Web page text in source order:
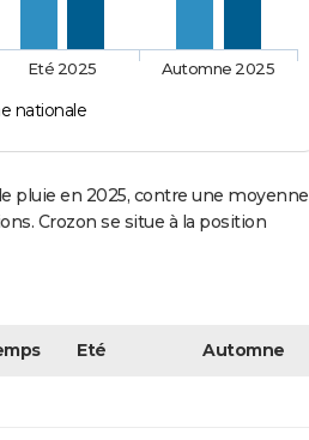
nationale
Eté 2025 Automne 2025
pluie en 2025, contre une moyenne
Crozon se situe à la position
Eté Automne